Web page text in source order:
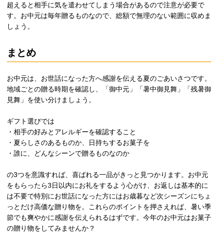
超えると相手に気を遣わせてしまう場合があるので注意が必要で
す。お中元は毎年贈るものなので、総額で無理のない範囲に収めま
しょう。
まとめ
お中元は、お世話になった方へ感謝を伝える夏のごあいさつです。
地域ごとの贈る時期を確認し、「御中元」「暑中御見舞」「残暑御
見舞」を使い分けましょう。
ギフト選びでは
・相手の好みとアレルギーを確認すること
・夏らしさのあるものか、日持ちするお菓子を
・誰に、どんなシーンで贈るものなのか
の3つを意識すれば、喜ばれる一品がきっと見つかります。お中元
をもらったら3日以内にお礼をするよう心がけ、お返しは基本的に
は不要で特別にお世話になった方にはお歳暮など次シーズンにちょ
っとだけ高価な贈り物を。これらのポイントを押さえれば、暑い季
節でも爽やかに感謝を伝えられるはずです。今年のお中元はお菓子
の贈り物をしてみませんか？